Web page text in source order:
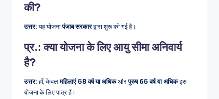
की?
उत्तर:यह योजनापंजाब सरकारद्वारा शुरू की गई है।
प्र.: क्या योजना के लिए आयु सीमा अनिवार्य
है?
उत्तर:हाँ, केवलमहिलाएं 58 वर्ष या अधिकऔरपुरुष 65 वर्ष या अधिकइस
योजना के लिए पात्र हैं।